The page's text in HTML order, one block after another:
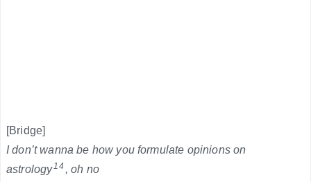
[Bridge]
I don’t wanna be how you formulate opinions on
astrology14 , oh no